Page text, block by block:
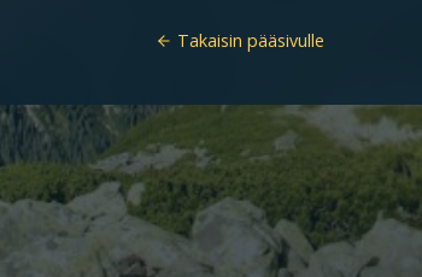
Takaisin pääsivulle